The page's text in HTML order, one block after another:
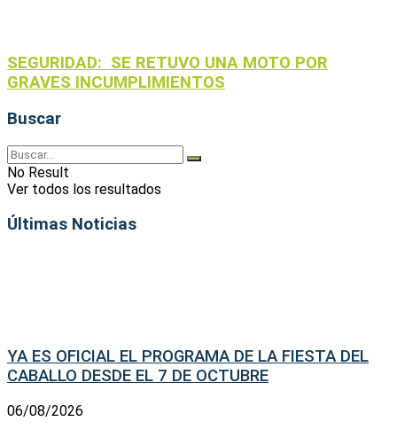
SEGURIDAD: SE RETUVO UNA MOTO POR
GRAVES INCUMPLIMIENTOS
Buscar
No Result
Ver todos los resultados
Últimas Noticias
YA ES OFICIAL EL PROGRAMA DE LA FIESTA DEL
CABALLO DESDE EL 7 DE OCTUBRE
06/08/2026